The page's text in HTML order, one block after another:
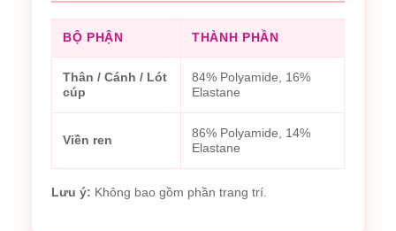
BỘ PHẬN THÀNH PHẦN
Thân / Cánh / Lót
cúp
84% Polyamide, 16%
Elastane
Viền ren
86% Polyamide, 14%
Elastane
Lưu ý: Không bao gồm phần trang trí.